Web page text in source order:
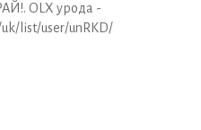
OLX урода -
list/user/unRKD/